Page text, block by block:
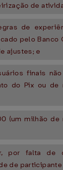
de
de
pelo Banco
ajustes; e
finais
do Pix ou de
milhão de
por falta de
de